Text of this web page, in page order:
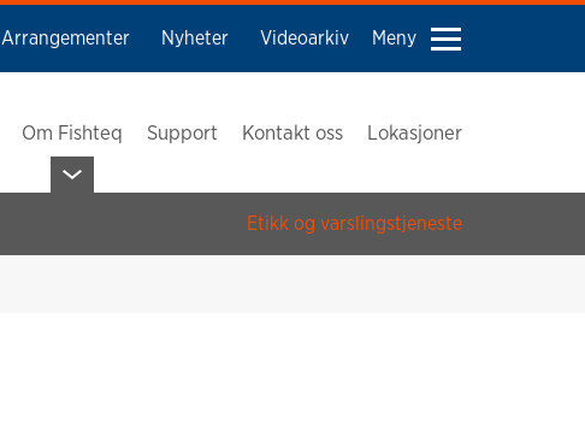
Arrangementer Nyheter Videoarkiv Meny
Om Fishteq Support Kontakt oss Lokasjoner
Etikk og varslingstjeneste